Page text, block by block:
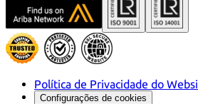
Política de Privacidade do
Configurações de cookies